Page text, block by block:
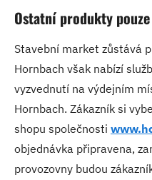
Ostatní produkty
Stavební market zůstává
Hornbach však nabízí
vyzvednutí na výdejním
Hornbach. Zákazník si
shopu společnosti
objednávka připravena,
provozovny budou